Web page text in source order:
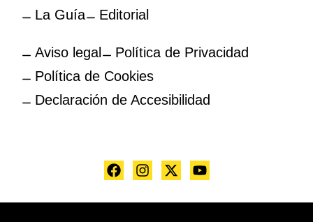
La Guía
Editorial
Aviso legal
Política de Privacidad
Política de Cookies
Declaración de Accesibilidad